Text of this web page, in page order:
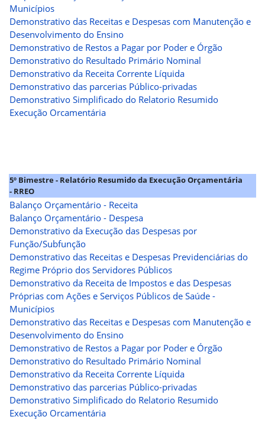
Municípios
Demonstrativo das Receitas e Despesas com Manutenção e
Desenvolvimento do Ensino
Demonstrativo de Restos a Pagar por Poder e Órgão
Demonstrativo do Resultado Primário Nominal
Demonstrativo da Receita Corrente Líquida
Demonstrativo das parcerias Público-privadas
Demonstrativo Simplificado do Relatorio Resumido
Execução Orcamentária
5º Bimestre - Relatório Resumido da Execução Orçamentária
- RREO
Balanço Orçamentário - Receita
Balanço Orçamentário - Despesa
Demonstrativo da Execução das Despesas por
Função/Subfunção
Demonstrativo das Receitas e Despesas Previdenciárias do
Regime Próprio dos Servidores Públicos
Demonstrativo da Receita de Impostos e das Despesas
Próprias com Ações e Serviços Públicos de Saúde -
Municípios
Demonstrativo das Receitas e Despesas com Manutenção e
Desenvolvimento do Ensino
Demonstrativo de Restos a Pagar por Poder e Órgão
Demonstrativo do Resultado Primário Nominal
Demonstrativo da Receita Corrente Líquida
Demonstrativo das parcerias Público-privadas
Demonstrativo Simplificado do Relatorio Resumido
Execução Orcamentária